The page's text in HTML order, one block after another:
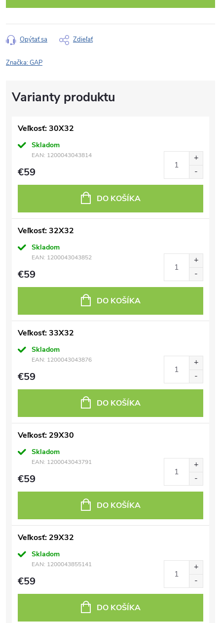
Opýtať sa Zdieľať
Značka:GAP
Veľkosť: 30X32
Skladom
EAN: 1200043043814
€59
DO KOŠÍKA
Veľkosť: 32X32
Skladom
EAN: 1200043043852
€59
DO KOŠÍKA
Veľkosť: 33X32
Skladom
EAN: 1200043043876
€59
DO KOŠÍKA
Veľkosť: 29X30
Skladom
EAN: 1200043043791
€59
DO KOŠÍKA
Veľkosť: 29X32
Skladom
EAN: 1200043855141
€59
DO KOŠÍKA